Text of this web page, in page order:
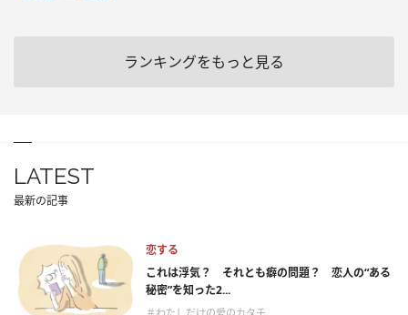
ランキングをもっと見る
LATEST
最新の記事
恋する
これは浮気？ それとも癖の問題？ 恋人の“ある
秘密”を知った2...